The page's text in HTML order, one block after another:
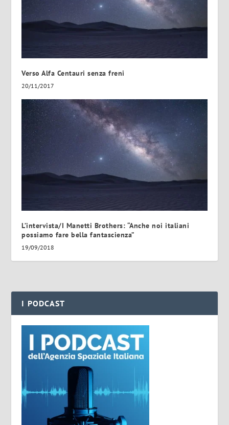
Verso Alfa Centauri senza freni
20/11/2017
L’intervista/I Manetti Brothers: “Anche noi italiani
possiamo fare bella fantascienza”
19/09/2018
I PODCAST